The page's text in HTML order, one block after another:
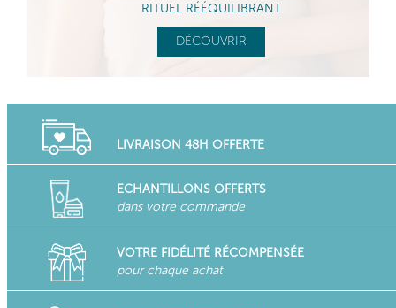
RITUEL RÉÉQUILIBRANT
DÉCOUVRIR
LIVRAISON 48H OFFERTE
ECHANTILLONS OFFERTS
dans votre commande
VOTRE FIDÉLITÉ RÉCOMPENSÉE
pour chaque achat